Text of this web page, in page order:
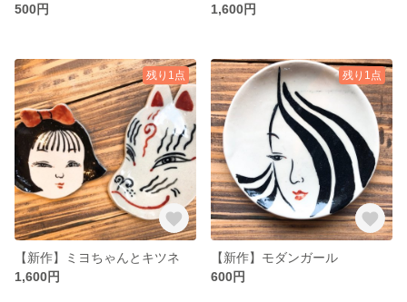
500円
1,600円
残り1点
【新作】ミヨちゃんとキツネ
1,600円
残り1点
【新作】モダンガール
600円